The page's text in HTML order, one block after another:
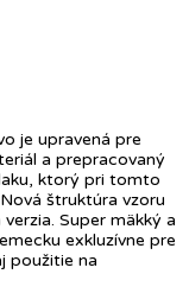
je upravená pre
a prepracovaný
ktorý pri tomto
štruktúra vzoru
Super mäkký a
exkluzívne pre
použitie na